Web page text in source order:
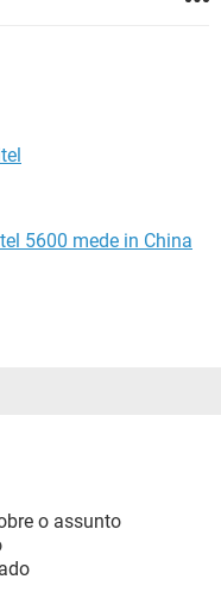
5600 mede in China
o assunto